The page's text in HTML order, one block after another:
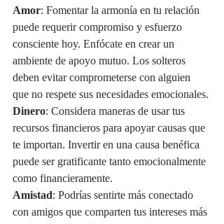
Amor: Fomentar la armonía en tu relación
puede requerir compromiso y esfuerzo
consciente hoy. Enfócate en crear un
ambiente de apoyo mutuo. Los solteros
deben evitar comprometerse con alguien
que no respete sus necesidades emocionales.
Dinero: Considera maneras de usar tus
recursos financieros para apoyar causas que
te importan. Invertir en una causa benéfica
puede ser gratificante tanto emocionalmente
como financieramente.
Amistad: Podrías sentirte más conectado
con amigos que comparten tus intereses más